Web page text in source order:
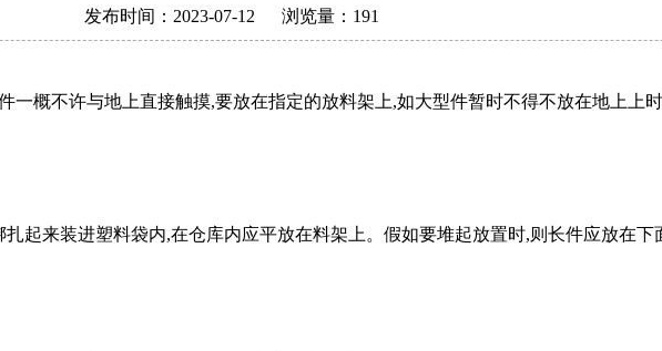
发布时间： 2023-07-12 浏览量： 191
一概不许与地上直接触摸,要放在指定的放料架上,如大型件暂时不得不放在地上上
来装进塑料袋内,在仓库内应平放在料架上。假如要堆起放置时,则长件应放在下